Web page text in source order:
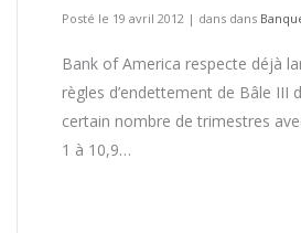
Posté le 19 avril 2012 | dans dans
Bank of America respecte déjà
règles d’endettement de Bâle III
certain nombre de trimestres
1 à 10,9…